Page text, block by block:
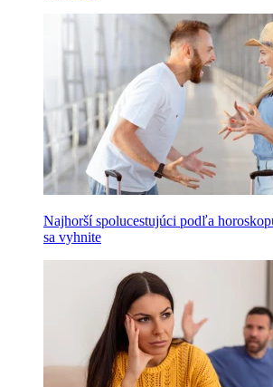
Najhorší spolucestujúci podľa
sa vyhnite